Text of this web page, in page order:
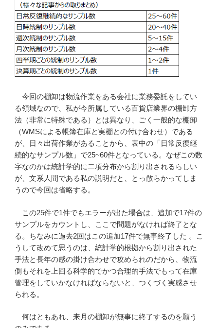
今回の棚卸は物流作業をある会社に業務委託をしてい
る領域なので、私が今所属している百貨店業界の棚卸方
法（非常に特殊である）とは異なり、ごく一般的な棚卸
（WMSによる帳簿在庫と実棚との付け合わせ）である
が、日々出荷作業があることから、表中の「日常反復継
続的なサンプル数」で25~60件となっている。なぜこの数
字なのかは統計学的に二項分布から割り出されるらしい
が、文系人間である私の説明だと、とっ散らかってしま
うので今回は省略する。
この25件で1件でもエラーが出た場合は、追加で17件の
サンプルをカウントし、ここで問題がなければ終了とな
る。ちなみに過去2回はこの追加17件で無事終了した 。こ
うして改めて思うのは、統計学的根拠から割り出された
手法と長年の感の掛け合わせで攻められのだから、物流
側もそれを上回る科学的でかつ合理的手法でもって在庫
管理をしていかなければならないと、つくづく実感させ
られる。
何はともあれ、来月の棚卸が無事に終了するのを願う